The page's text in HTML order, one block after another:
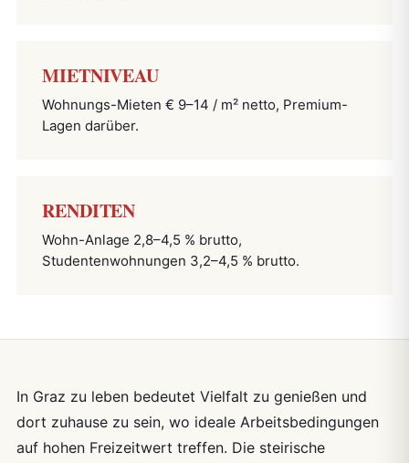
MIETNIVEAU
Wohnungs-Mieten € 9–14 / m² netto, Premium-
Lagen darüber.
RENDITEN
Wohn-Anlage 2,8–4,5 % brutto,
Studentenwohnungen 3,2–4,5 % brutto.
In Graz zu leben bedeutet Vielfalt zu genießen und
dort zuhause zu sein, wo ideale Arbeitsbedingungen
auf hohen Freizeitwert treffen. Die steirische